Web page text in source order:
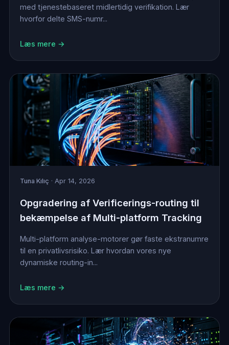
med tjenestebaseret midlertidig verifikation. Lær
hvorfor delte SMS-numr...
Læs mere →
Tuna Kılıç · Apr 14, 2026
Opgradering af Verificerings-routing til
bekæmpelse af Multi-platform Tracking
Multi-platform analyse-motorer gør faste ekstranumre
til en privatlivsrisiko. Lær hvordan vores nye
dynamiske routing-in...
Læs mere →